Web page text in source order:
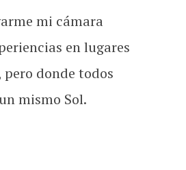
mi cámara
en lugares
donde todos
mismo Sol.